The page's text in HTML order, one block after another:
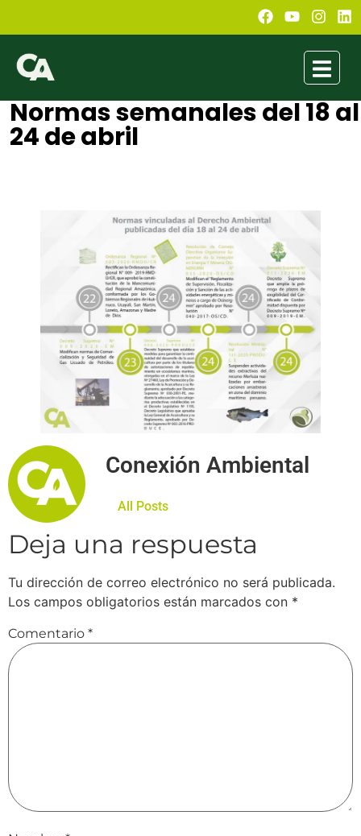
Normas semanales del 18 al
24 de abril
Conexión Ambiental
All Posts
Deja una respuesta
Tu dirección de correo electrónico no será publicada.
Los campos obligatorios están marcados con *
Comentario *